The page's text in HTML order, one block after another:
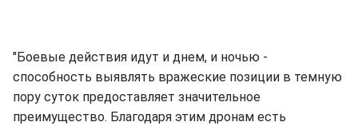
"Боевые действия идут и днем, и ночью -
способность выявлять вражеские позиции в темную
пору суток предоставляет значительное
преимущество. Благодаря этим дронам есть